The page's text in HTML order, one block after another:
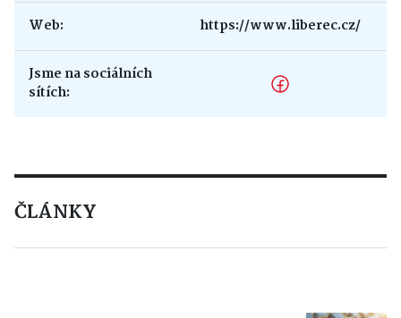
Web: https://www.liberec.cz/
Jsme na sociálních
sítích:
ČLÁNKY